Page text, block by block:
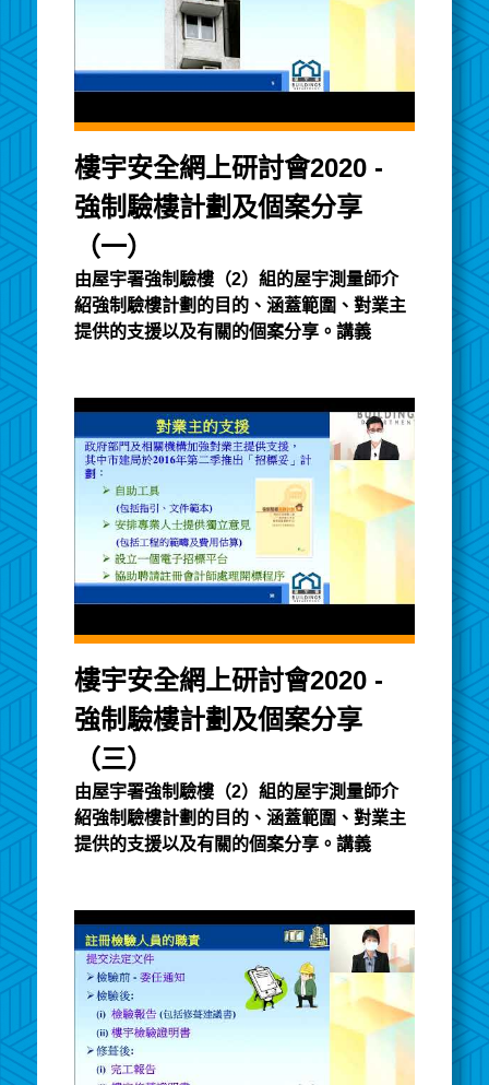
樓宇安全網上研討會2020 -
強制驗樓計劃及個案分享
（一）
由屋宇署強制驗樓（2）組的屋宇測量師介
紹強制驗樓計劃的目的、涵蓋範圍、對業主
提供的支援以及有關的個案分享。講義
樓宇安全網上研討會2020 -
強制驗樓計劃及個案分享
（三）
由屋宇署強制驗樓（2）組的屋宇測量師介
紹強制驗樓計劃的目的、涵蓋範圍、對業主
提供的支援以及有關的個案分享。講義